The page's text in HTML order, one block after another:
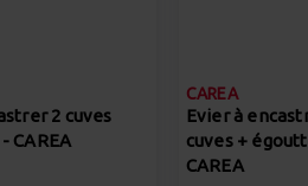
2 cuves
CAREA
CAREA
Evier à
cuves +
CAREA